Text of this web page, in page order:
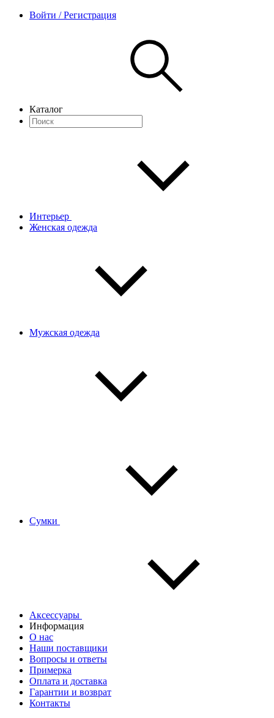
Войти / Регистрация
Каталог
Интерьер
Женская одежда
Мужская одежда
Сумки
Аксессуары
Информация
О нас
Наши поставщики
Вопросы и ответы
Примерка
Оплата и доставка
Гарантии и возврат
Контакты